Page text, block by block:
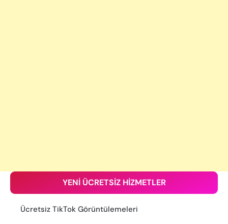
YENİ ÜCRETSİZ HİZMETLER
Ücretsiz TikTok Görüntülemeleri